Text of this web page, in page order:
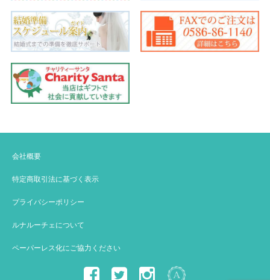
会社概要
特定商取引法に基づく表示
プライバシーポリシー
ルナルーチェについて
ペーパーレス化にご協力ください